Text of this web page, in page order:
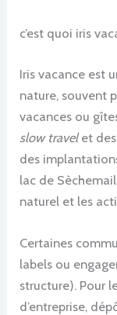
c’est quoi iris
Iris vacance est
nature, souvent
vacances ou
slow travelet des
des
lac de
naturel et les
Certaines
labels ou
structure). Pour
d’entreprise,